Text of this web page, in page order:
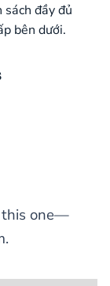
sách đầy đủ
bên dưới.
this one—